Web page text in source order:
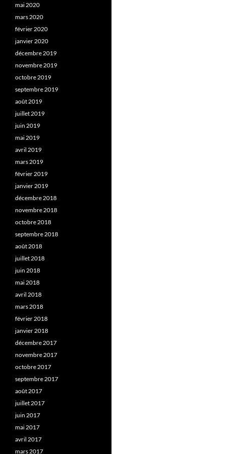
mai 2020
mars 2020
février 2020
janvier 2020
décembre 2019
novembre 2019
octobre 2019
septembre 2019
août 2019
juillet 2019
juin 2019
mai 2019
avril 2019
mars 2019
février 2019
janvier 2019
décembre 2018
novembre 2018
octobre 2018
septembre 2018
août 2018
juillet 2018
juin 2018
mai 2018
avril 2018
mars 2018
février 2018
janvier 2018
décembre 2017
novembre 2017
octobre 2017
septembre 2017
août 2017
juillet 2017
juin 2017
mai 2017
avril 2017
mars 2017